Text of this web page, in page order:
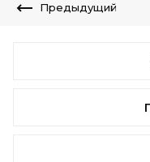
Предыдущий